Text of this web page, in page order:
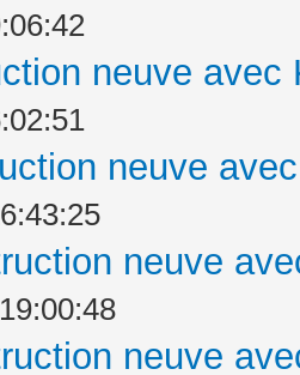
neuve avec
neuve
neuve
neuve